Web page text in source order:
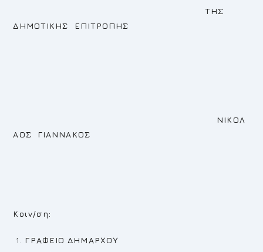
ΤΗΣ
ΔΗΜΟΤΙΚΗΣ ΕΠΙΤΡΟΠΗΣ
ΝΙΚΟΛ
ΑΟΣ ΓΙΑΝΝΑΚΟΣ
Κοιν/ση:
ΓΡΑΦΕΙΟ ΔΗΜΑΡΧΟΥ